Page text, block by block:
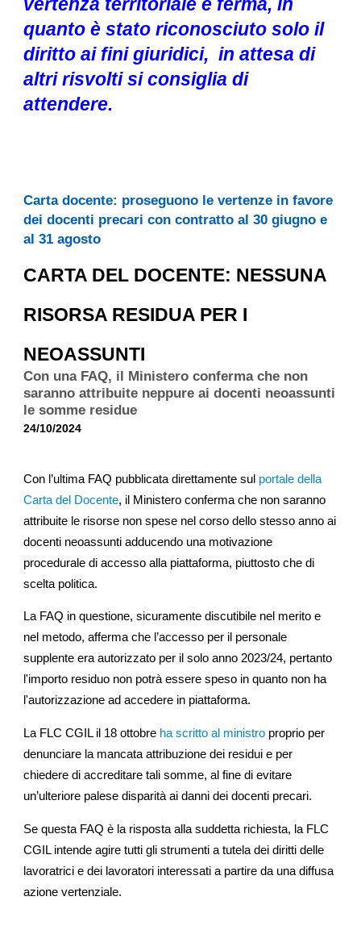
quanto è stato riconosciuto solo il
diritto ai fini giuridici, in attesa di
altri risvolti si consiglia di
attendere.
Carta docente: proseguono le vertenze in favore
dei docenti precari con contratto al 30 giugno e
al 31 agosto
CARTA DEL DOCENTE: NESSUNA
RISORSA RESIDUA PER I
NEOASSUNTI
Con una FAQ, il Ministero conferma che non
saranno attribuite neppure ai docenti neoassunti
le somme residue
24/10/2024
Con l’ultima FAQ pubblicata direttamente sul portale della
Carta del Docente, il Ministero conferma che non saranno
attribuite le risorse non spese nel corso dello stesso anno ai
docenti neoassunti adducendo una motivazione
procedurale di accesso alla piattaforma, piuttosto che di
scelta politica.
La FAQ in questione, sicuramente discutibile nel merito e
nel metodo, afferma che l’accesso per il personale
supplente era autorizzato per il solo anno 2023/24, pertanto
l'importo residuo non potrà essere speso in quanto non ha
l'autorizzazione ad accedere in piattaforma.
La FLC CGIL il 18 ottobre ha scritto al ministro proprio per
denunciare la mancata attribuzione dei residui e per
chiedere di accreditare tali somme, al fine di evitare
un’ulteriore palese disparità ai danni dei docenti precari.
Se questa FAQ è la risposta alla suddetta richiesta, la FLC
CGIL intende agire tutti gli strumenti a tutela dei diritti delle
lavoratrici e dei lavoratori interessati a partire da una diffusa
azione vertenziale.